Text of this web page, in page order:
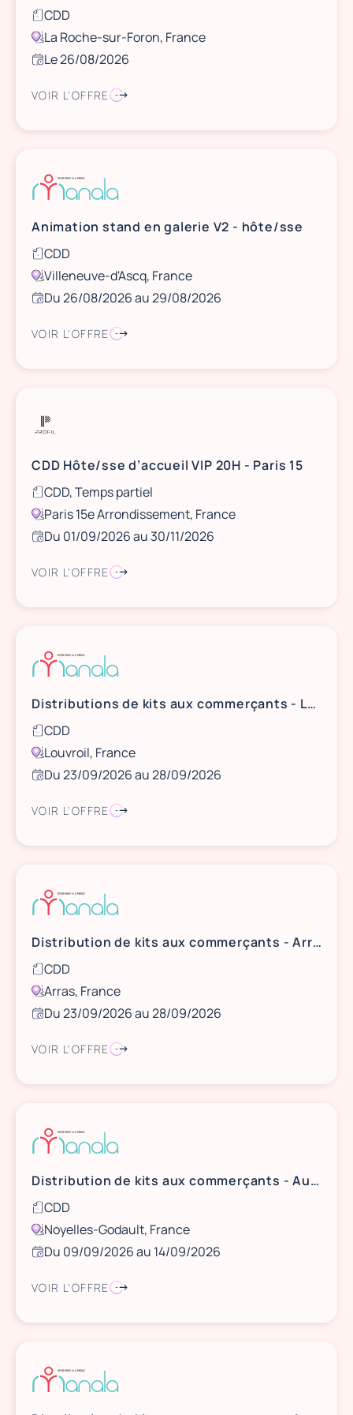
CDD
La Roche-sur-Foron, France
Le 26/08/2026
VOIR L'OFFRE
Animation stand en galerie V2 - hôte/sse
CDD
Villeneuve-d'Ascq, France
Du 26/08/2026 au 29/08/2026
VOIR L'OFFRE
CDD Hôte/sse d’accueil VIP 20H - Paris 15
CDD, Temps partiel
Paris 15e Arrondissement, France
Du 01/09/2026 au 30/11/2026
VOIR L'OFFRE
Distributions de kits aux commerçants - Louvroil
CDD
Louvroil, France
Du 23/09/2026 au 28/09/2026
VOIR L'OFFRE
Distribution de kits aux commerçants - Arras
CDD
Arras, France
Du 23/09/2026 au 28/09/2026
VOIR L'OFFRE
Distribution de kits aux commerçants - Aushopping Noyelles Godault
CDD
Noyelles-Godault, France
Du 09/09/2026 au 14/09/2026
VOIR L'OFFRE